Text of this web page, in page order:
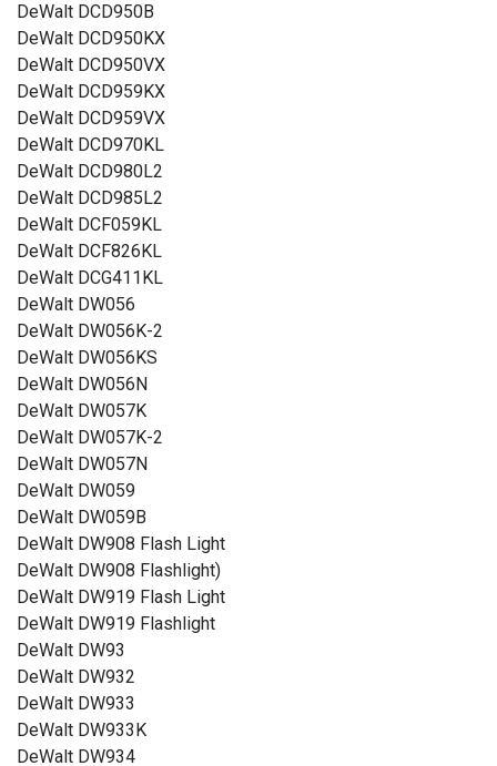
DeWalt DCD950B
DeWalt DCD950KX
DeWalt DCD950VX
DeWalt DCD959KX
DeWalt DCD959VX
DeWalt DCD970KL
DeWalt DCD980L2
DeWalt DCD985L2
DeWalt DCF059KL
DeWalt DCF826KL
DeWalt DCG411KL
DeWalt DW056
DeWalt DW056K-2
DeWalt DW056KS
DeWalt DW056N
DeWalt DW057K
DeWalt DW057K-2
DeWalt DW057N
DeWalt DW059
DeWalt DW059B
DeWalt DW908 Flash Light
DeWalt DW908 Flashlight)
DeWalt DW919 Flash Light
DeWalt DW919 Flashlight
DeWalt DW93
DeWalt DW932
DeWalt DW933
DeWalt DW933K
DeWalt DW934